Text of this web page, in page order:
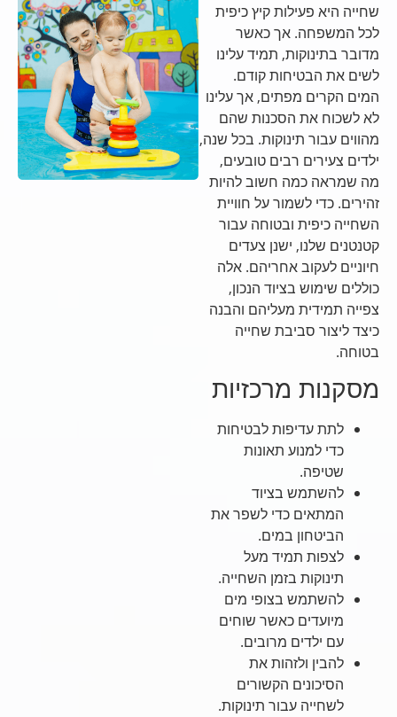
שחייה היא פעילות קיץ כיפית
לכל המשפחה. אך כאשר
מדובר בתינוקות, תמיד עלינו
לשים את הבטיחות קודם.
המים הקרים מפתים, אך עלינו
לא לשכוח את הסכנות שהם
מהווים עבור תינוקות. בכל שנה,
ילדים צעירים רבים טובעים,
מה שמראה כמה חשוב להיות
זהירים. כדי לשמור על חוויית
השחייה כיפית ובטוחה עבור
קטנטנים שלנו, ישנן צעדים
חיוניים לעקוב אחריהם. אלה
כוללים שימוש בציוד הנכון,
צפייה תמידית מעליהם והבנה
כיצד ליצור סביבת שחייה
בטוחה.
מסקנות מרכזיות
לתת עדיפות לבטיחות
כדי למנוע תאונות
שטיפה.
להשתמש בציוד
המתאים כדי לשפר את
הביטחון במים.
לצפות תמיד מעל
תינוקות בזמן השחייה.
להשתמש בצופי מים
מיועדים כאשר שוחים
עם ילדים מרובים.
להבין ולזהות את
הסיכונים הקשורים
לשחייה עבור תינוקות.